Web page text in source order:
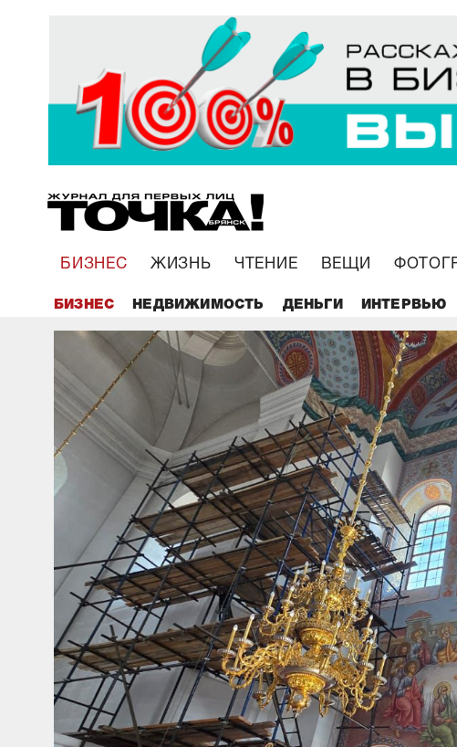
БИЗНЕС ЖИЗНЬ ЧТЕНИЕ ВЕЩИ
БИЗНЕС НЕДВИЖИМОСТЬ ДЕНЬГИ ИНТЕРВЬЮ